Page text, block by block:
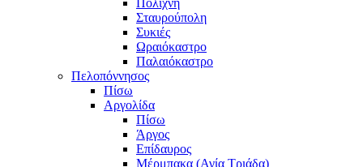
Σταυρούπολη
Συκιές
Ωραιόκαστρο
Παλαιόκαστρο
Πελοπόννησος
Πίσω
Αργολίδα
Πίσω
Άργος
Επίδαυρος
Μέρμπακα (Αγία Τριάδα)